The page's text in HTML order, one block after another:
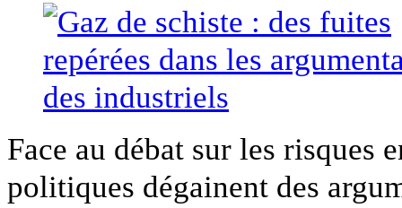
Face au débat sur les risques
politiques dégainent des